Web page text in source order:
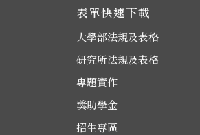
表單快速下載
大學部法規及表格
研究所法規及表格
專題實作
獎助學金
招生專區